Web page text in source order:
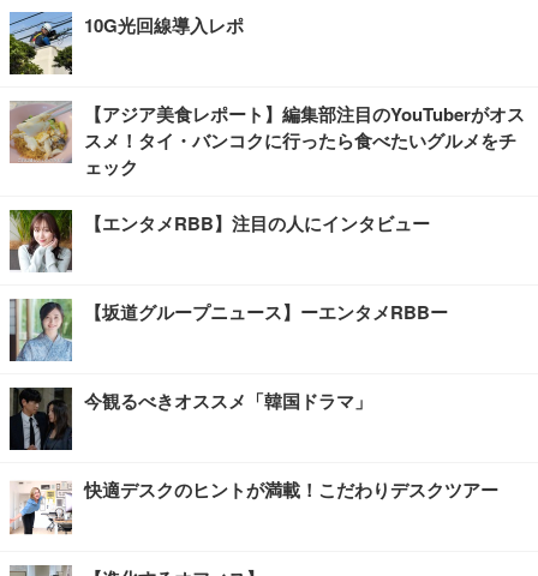
10G光回線導入レポ
【アジア美食レポート】編集部注目のYouTuberがオス
スメ！タイ・バンコクに行ったら食べたいグルメをチ
ェック
【エンタメRBB】注目の人にインタビュー
【坂道グループニュース】ーエンタメRBBー
今観るべきオススメ「韓国ドラマ」
快適デスクのヒントが満載！こだわりデスクツアー